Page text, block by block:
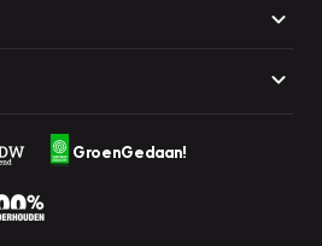
GroenGedaan!